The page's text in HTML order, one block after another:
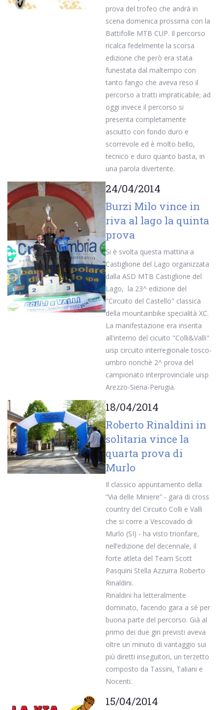
prova del trofeo che andrà in
scena domenica prossima con la
Battifolle MTB CUP. Il percorso
ricalca fedelmente la scorsa
edizione che però era stata
funestata dal maltempo con
tanto fango che aveva reso il
percorso a tratti impraticabile; ad
oggi invece il percorso si
presenta completamente
asciutto con fondo duro e
scorrevole ed è molto bello,
tecnico e duro quanto basta, in
una parola divertente.
24/04/2014
Burzi Milo vince in
riva al lago la quinta
prova
Si è svolta questa mattina a
Castiglione del Lago organizzata
dalla ASD MTB Castiglione del
Lago, la 23^ edizione del
"Circuito del Castello" classica
della mountainbike specialità XC.
La manifestazione era inserita
all'interno del cicuito "Colli&Valli"
uisp circuito interregionale tosco-
umbro nonchè 2^ prova del
campionato interprovinciale uisp
Arezzo-Siena-Perugia.
18/04/2014
Roberto Rinaldini in
solitaria vince la
quarta prova di
Murlo
Il classico appuntamento della
“Via delle Miniere” - gara di cross
country del Circuito Colli e Valli
che si corre a Vescovado di
Murlo (SI) - ha visto trionfare,
nell’edizione del decennale, il
forte atleta del Team Scott
Pasquini Stella Azzurra Roberto
Rinaldini.
Rinaldini ha letteralmente
dominato, facendo gara a sé per
buona parte del percorso. Già al
primo dei due giri previsti aveva
oltre un minuto di vantaggio sui
più diretti inseguitori, un terzetto
composto da Tassini, Taliani e
Nocenti.
15/04/2014